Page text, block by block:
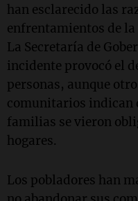
han esclarecido las
enfrentamientos de la
La Secretaría de
incidente provocó el
personas, aunque
comunitarios indican
familias se vieron
hogares.
Los pobladores han